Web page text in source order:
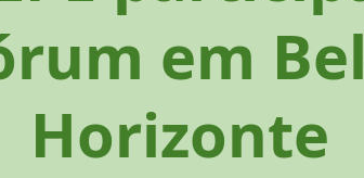
em
Horizonte